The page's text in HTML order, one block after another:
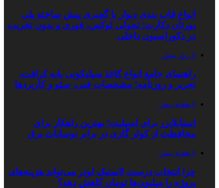
انواع قاب بندی دیوار با گچبری پیش ساخته پلی
یورتان دکارت؛ تحولی لوکس، فوری و بدون تخریب
در دکوراسیون داخلی
5 روز پیش
راهنمای جامع انواع کاغذ سیلیکونی پایه کرافت،
تحریر و روزنامه؛ مشخصات فنی، سئو و کاربردها
3 هفته پیش
استابلایزر برای اسپلیت؛ بهترین راهکار برای
محافظت از کولر گازی در برابر نوسانات برق
3 هفته پیش
چرا انتخاب درست لاستیک لودر می‌تواند هزینه‌های
پروژه را میلیون‌ها تومان کاهش دهد؟